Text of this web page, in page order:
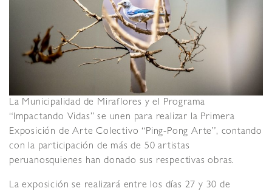
La Municipalidad de Miraflores y el Programa
“Impactando Vidas” se unen para realizar la Primera
Exposición de Arte Colectivo “Ping-Pong Arte”, contando
con la participación de más de 50 artistas
peruanosquienes han donado sus respectivas obras.
La exposición se realizará entre los días 27 y 30 de